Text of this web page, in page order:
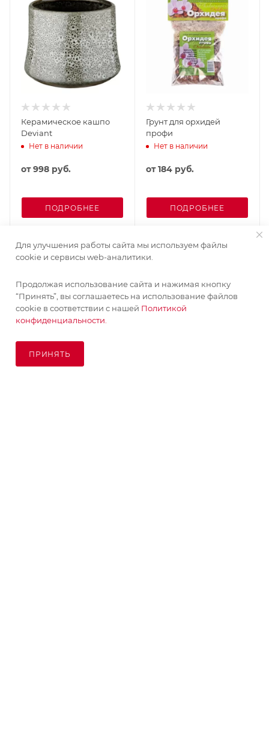
Керамическое кашпо
Deviant
Нет в наличии
от998 руб.
ПОДРОБНЕЕ
Грунт для орхидей
профи
Нет в наличии
от184 руб.
ПОДРОБНЕЕ
Для улучшения работы сайта мы используем файлы
cookie и сервисы web-аналитики.
Продолжая использование сайта и нажимая кнопку
“Принять”, вы соглашаетесь на использование файлов
cookie в соответствии с нашей Политикой
конфиденциальности.
ПРИНЯТЬ